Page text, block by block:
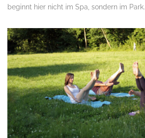
beginnt hier nicht im Spa, sondern im Park.